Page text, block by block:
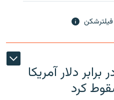
دلار آمریکا